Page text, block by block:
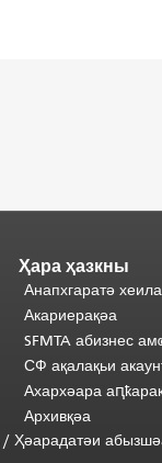
Ҳара ҳазкны
Анапхгаратә
Акариерақәа
SFMTA абизнес
СФ ақалақьи
Ахархәара
Архивқәа
/ Ҳәарадатәи